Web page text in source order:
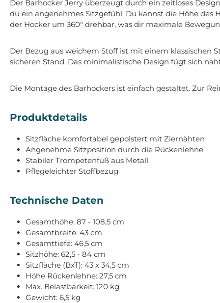
Der Barhocker Jerry überzeugt durch ein zeitloses
du ein angenehmes Sitzgefühl. Du kannst die Höhe des
der Hocker um 360° drehbar, was dir maximale
Der Bezug aus weichem Stoff ist mit einem klassischen
sicheren Stand. Das minimalistische Design fügt sich
Die Montage des Barhockers ist einfach gestaltet. Zur
Produktdetails
Sitzfläche komfortabel gepolstert mit Ziernähten
Angenehme Sitzposition durch die Rückenlehne
Stabiler Trompetenfuß aus Metall
Pflegeleichter Stoffbezug
Technische Daten
Gesamthöhe: 87 - 108,5 cm
Gesamtbreite: 43 cm
Gesamttiefe: 46,5 cm
Sitzhöhe: 62,5 - 84 cm
Sitzfläche (BxT): 43 x 34,5 cm
Höhe Rückenlehne: 27,5 cm
Max. Belastbarkeit: 120 kg
Gewicht: 6,5 kg